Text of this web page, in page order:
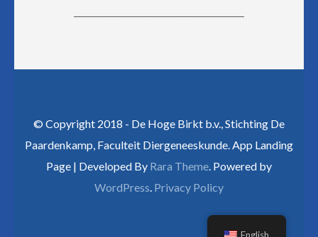
© Copyright 2018 - De Hoge Birkt b.v., Stichting De
Paardenkamp, Faculteit Diergeneeskunde. App Landing
Page | Developed By Rara Theme . Powered by
WordPress Privacy Policy